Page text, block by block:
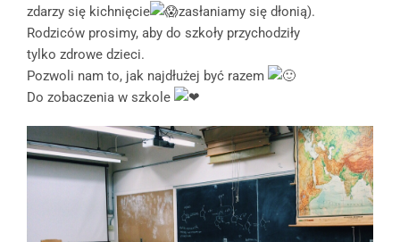
zdarzy się kichnięcie
zasłaniamy się dłonią).
Rodziców prosimy, aby do szkoły przychodziły
tylko zdrowe dzieci.
Pozwoli nam to, jak najdłużej być razem
Do zobaczenia w szkole